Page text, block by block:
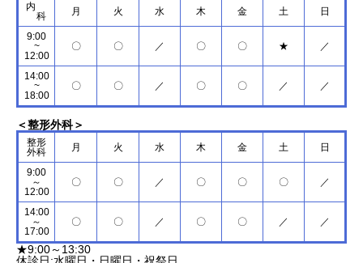
内
科
月 火 水 木 金 土 日
9:00
~
12:00
〇 〇 ／ 〇 〇 ★ ／
14:00
~
18:00
〇 〇 ／ 〇 〇 ／ ／
＜整形外科＞
整形
外科
月 火 水 木 金 土 日
9:00
～
12:00
〇 〇 ／ 〇 〇 〇 ／
14:00
～
17:00
〇 〇 ／ 〇 〇 ／ ／
★9:00～13:30